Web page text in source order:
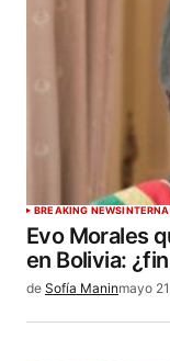
BREAKING NEWS
Evo Morales
en Bolivia:
de Sofía Maninmayo